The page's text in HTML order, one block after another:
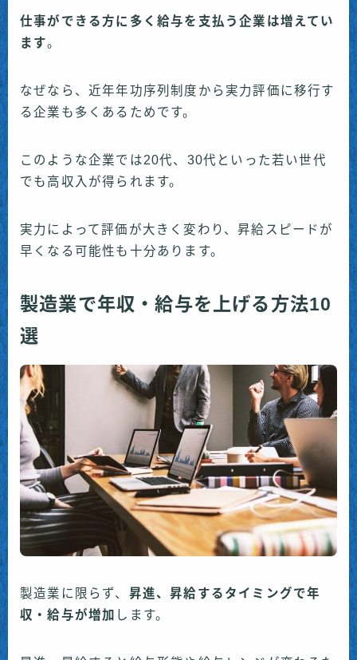
仕事ができる方に多く給与を支払う企業は増えてい
ます。
なぜなら、近年年功序列制度から実力評価に移行す
る企業も多くあるためです。
このような企業では20代、30代といった若い世代
でも高収入が得られます。
実力によって評価が大きく変わり、昇給スピードが
早くなる可能性も十分あります。
製造業で年収・給与を上げる方法10
選
製造業に限らず、 昇進、昇給する タイミングで年
収・給与が増加 します。